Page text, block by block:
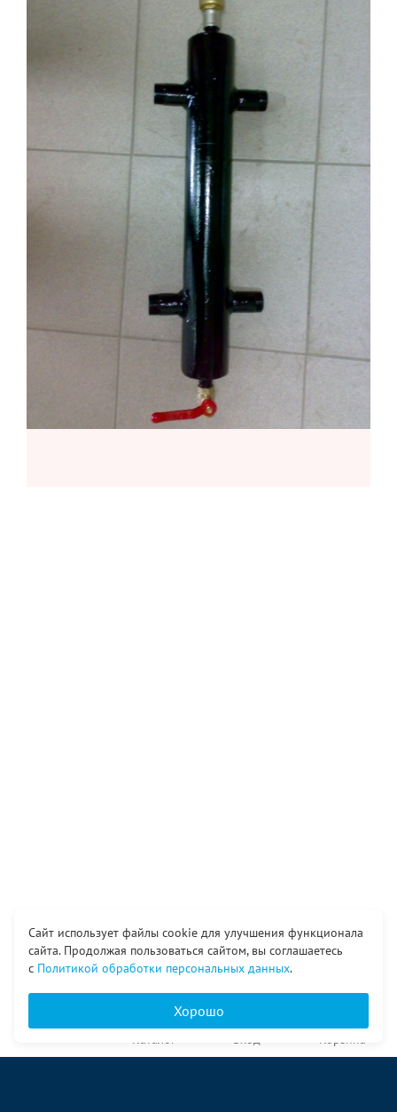
Сайт использует файлы cookie для улучшения функционала
сайта. Продолжая пользоваться сайтом, вы соглашаетесь
с Политикой обработки персональных данных.
Хорошо